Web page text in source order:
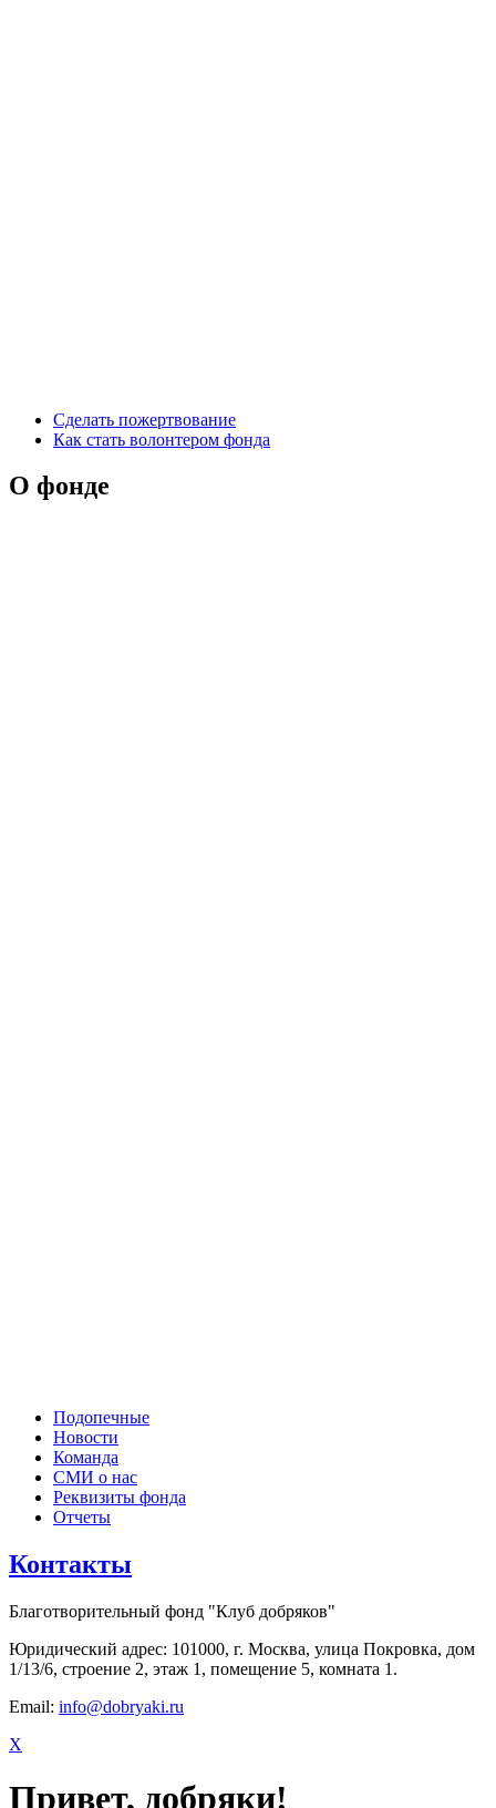
Сделать пожертвование
Как стать волонтером фонда
О фонде
Подопечные
Новости
Команда
СМИ о нас
Реквизиты фонда
Отчеты
Контакты
Благотворительный фонд "Клуб добряков"
Юридический адрес: 101000, г. Москва, улица Покровка, дом
1/13/6, строение 2, этаж 1, помещение 5, комната 1.
Email: info@dobryaki.ru
X
Привет, добряки!